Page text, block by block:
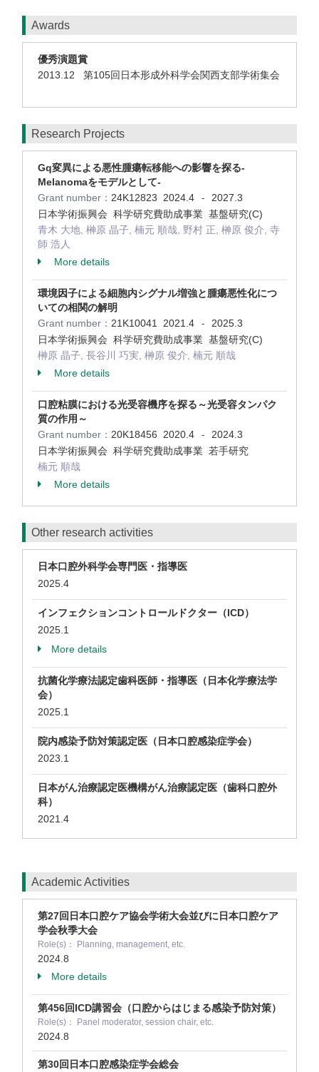
Awards
優秀演題賞
2013.12 第105回日本形成外科学会関西支部学術集会
Research Projects
Gq変異による悪性腫瘍転移能への影響を探る-
Melanomaをモデルとして-
Grant number： 24K12823 2024.4 -
2027.3
日本学術振興会 科学研究費助成事業 基盤研究(C)
青木 大地, 榊原 晶子, 楠元 順哉, 野村 正, 榊原 俊介, 寺
師 浩人
More details
環境因子による細胞内シグナル増強と腫瘍悪性化につ
いての相関の解明
Grant number： 21K10041 2021.4 -
2025.3
日本学術振興会 科学研究費助成事業 基盤研究(C)
榊原 晶子, 長谷川 巧実, 榊原 俊介, 楠元 順哉
More details
口腔粘膜における光受容機序を探る～光受容タンパク
質の作用～
Grant number： 20K18456 2020.4 -
2024.3
日本学術振興会 科学研究費助成事業 若手研究
楠元 順哉
More details
Other research activities
日本口腔外科学会専門医・指導医
2025.4
インフェクションコントロールドクター（ICD）
2025.1
More details
抗菌化学療法認定歯科医師・指導医（日本化学療法学
会）
2025.1
院内感染予防対策認定医（日本口腔感染症学会）
2023.1
日本がん治療認定医機構がん治療認定医（歯科口腔外
科）
2021.4
Academic Activities
第27回日本口腔ケア協会学術大会並びに日本口腔ケア
学会秋季大会
Role(s)： Planning, management, etc.
2024.8
More details
第456回ICD講習会（口腔からはじまる感染予防対策）
Role(s)： Panel moderator, session chair, etc.
2024.8
第30回日本口腔感染症学会総会